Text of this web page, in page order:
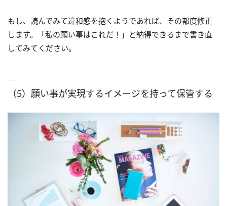
もし、読んでみて違和感を抱くようであれば、その都度修正
します。「私の願い事はこれだ！」と納得できるまで書き直
してみてください。
（5）願い事が実現するイメージを持って保管する